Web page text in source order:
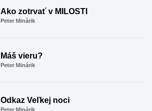
Ako zotrvať v MILOSTI
Peter Minárik
Máš vieru?
Peter Minárik
Odkaz Veľkej noci
Peter Minárik